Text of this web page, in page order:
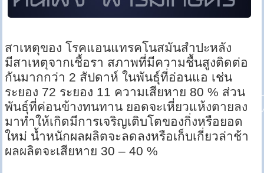
สาเหตุของ โรคแอนแทรคโนสมันสำปะหลัง
มีสาเหตุจากเชื้อรา สภาพที่มีความชื้นสูงติดต่อ
กันมากกว่า 2 สัปดาห์ ในพันธุ์ที่อ่อนแอ เช่น
ระยอง 72 ระยอง 11 ความเสียหาย 80 % ส่วน
พันธุ์ที่ค่อนข้างทนทาน ยอดจะเหี่ยวแห้งตายลง
มาทำให้เกิดมีการเจริญเติบโตของกิ่งหรือยอด
ใหม่ น้ำหนักผลผลิตจะลดลงหรือเก็บเกี่ยวล่าช้า
ผลผลิตจะเสียหาย 30 – 40 %